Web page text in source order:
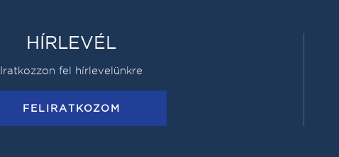
HÍRLEVÉL
Iratkozzon fel hírlevelünkre
FELIRATKOZOM